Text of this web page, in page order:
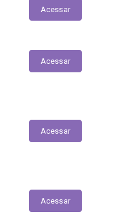
Acessar
Acessar
Acessar
Acessar